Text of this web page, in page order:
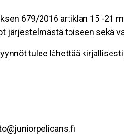
679/2016 artiklan 15 -21
järjestelmästä toiseen sekä
tulee lähettää